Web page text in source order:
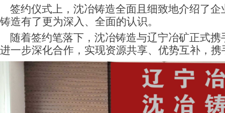
签约仪式上， 沈冶铸造全面且细致地介绍了企
铸造有了更为深入、全面的认识。
随着签约笔落下，沈冶铸造与辽宁冶矿正式
进一步深化合作，实现资源共享、优势互补，